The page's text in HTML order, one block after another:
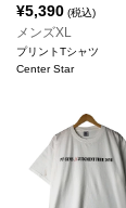
¥5,390 (税込)
メンズXL
プリントTシャツ
Center Star